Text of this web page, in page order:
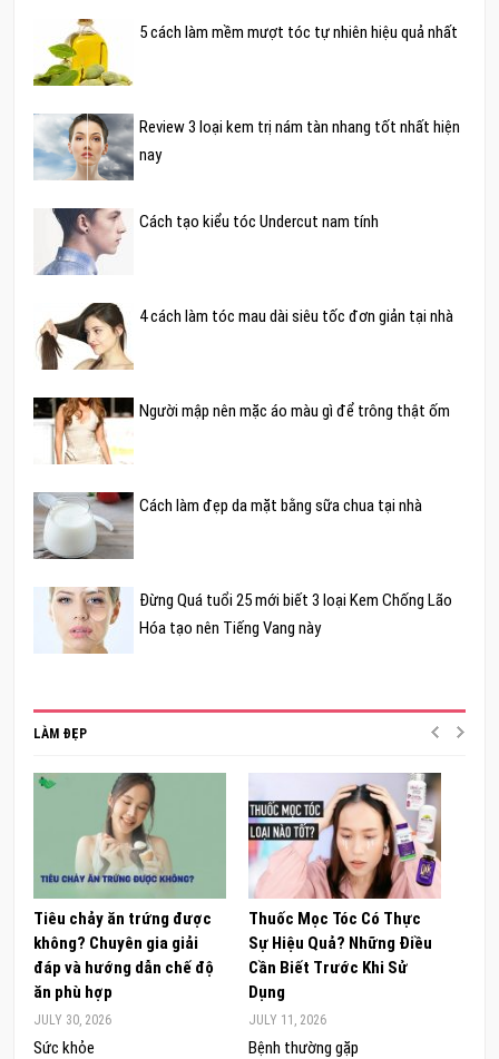
5 cách làm mềm mượt tóc tự nhiên hiệu quả nhất
Review 3 loại kem trị nám tàn nhang tốt nhất hiện
nay
Cách tạo kiểu tóc Undercut nam tính
4 cách làm tóc mau dài siêu tốc đơn giản tại nhà
Người mập nên mặc áo màu gì để trông thật ốm
Cách làm đẹp da mặt bằng sữa chua tại nhà
Đừng Quá tuổi 25 mới biết 3 loại Kem Chống Lão
Hóa tạo nên Tiếng Vang này
LÀM ĐẸP
Tiêu chảy ăn trứng được
không? Chuyên gia giải
đáp và hướng dẫn chế độ
ăn phù hợp
JULY 30, 2026
Sức khỏe
Thuốc Mọc Tóc Có Thực
Sự Hiệu Quả? Những Điều
Cần Biết Trước Khi Sử
Dụng
JULY 11, 2026
Bệnh thường gặp